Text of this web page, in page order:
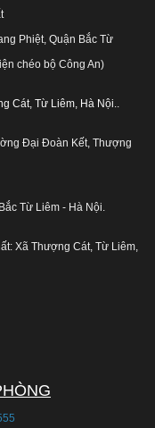
Phiệt, Quận Bắc Từ
chéo bộ Công An)
Cát, Từ Liêm, Hà Nội.
Đại Đoàn Kết, Thượng
Từ Liêm - Hà Nội.
Xã Thượng Cát, Từ Liêm,